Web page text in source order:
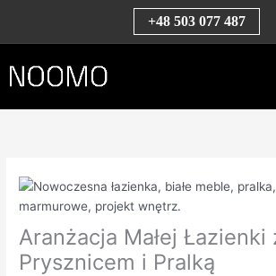
treści
+48 503 077 487
Aranżacja Małej Łazienki
Prysznicem i Pralką
k
a